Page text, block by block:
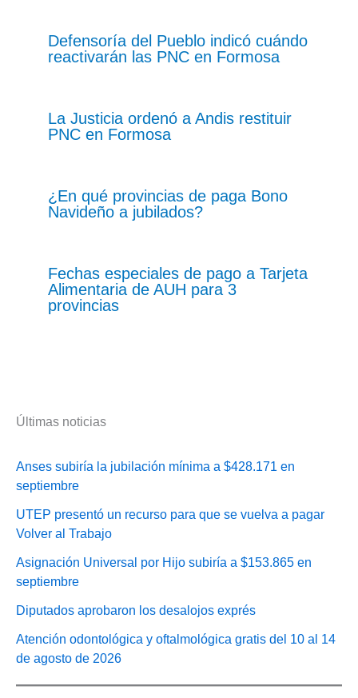
Defensoría del Pueblo indicó cuándo
reactivarán las PNC en Formosa
La Justicia ordenó a Andis restituir
PNC en Formosa
¿En qué provincias de paga Bono
Navideño a jubilados?
Fechas especiales de pago a Tarjeta
Alimentaria de AUH para 3
provincias
Últimas noticias
Anses subiría la jubilación mínima a $428.171 en
septiembre
UTEP presentó un recurso para que se vuelva a pagar
Volver al Trabajo
Asignación Universal por Hijo subiría a $153.865 en
septiembre
Diputados aprobaron los desalojos exprés
Atención odontológica y oftalmológica gratis del 10 al 14
de agosto de 2026